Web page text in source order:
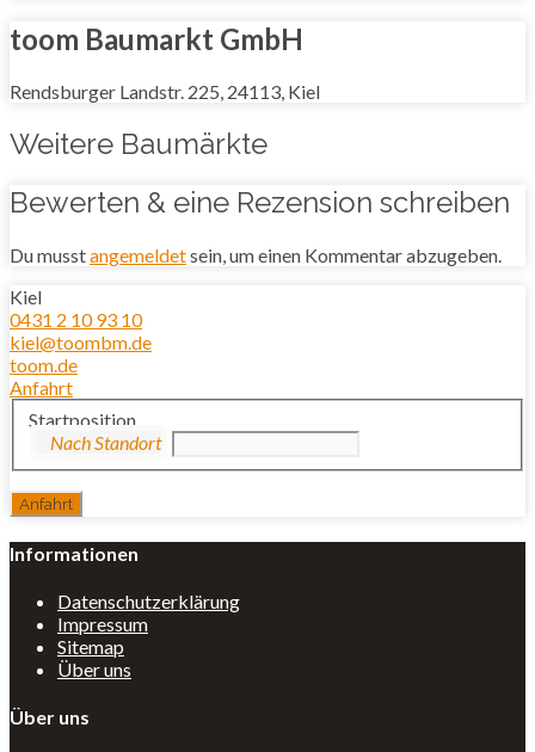
toom Baumarkt GmbH
Rendsburger Landstr. 225, 24113, Kiel
Weitere Baumärkte
Bewerten & eine Rezension schreiben
Du musstangemeldetsein, um einen Kommentar abzugeben.
Kiel
0431 2 10 93 10
kiel@toombm.de
toom.de
Anfahrt
Startposition
Informationen
Datenschutzerklärung
Impressum
Sitemap
Über uns
Über uns